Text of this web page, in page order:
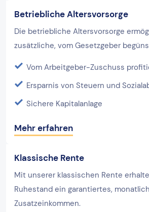
Betriebliche Altersvorsorge
Die betriebliche Altersvorsorge
zusätzliche, vom Gesetzgeber
Vom Arbeitgeber-Zuschuss
Ersparnis von Steuern und
Sichere Kapitalanlage
Mehr erfahren
Klassische Rente
Mit unserer klassischen Rente
Ruhestand ein garantiertes,
Zusatzeinkommen.